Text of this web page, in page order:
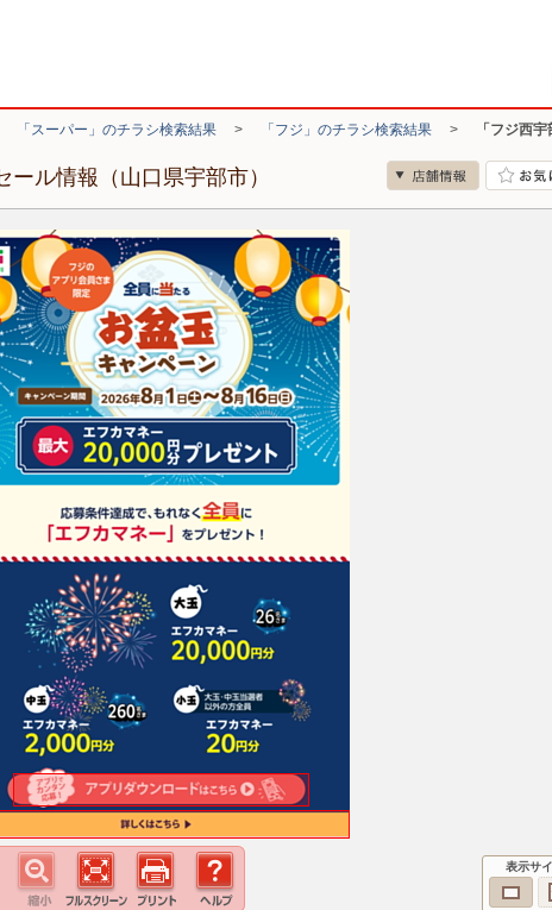
「スーパー」のチラシ検索結果 > 「フジ」のチラシ検索結果 > 「フジ西
ル情報（山口県宇部市）
表示サ